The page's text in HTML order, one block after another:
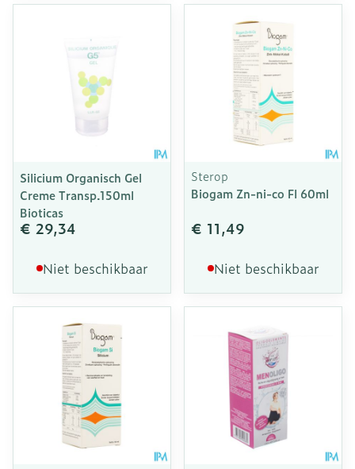
Silicium Organisch Gel
Creme Transp.150ml
Bioticas
€ 29,34
Niet beschikbaar
Sterop
Biogam Zn-ni-co Fl 60ml
€ 11,49
Niet beschikbaar